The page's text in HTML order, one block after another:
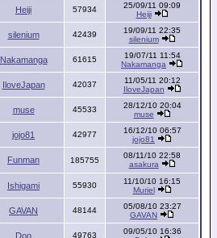
Heiji 57934
25/09/11 09:09
Heiji
silenium 42439
19/09/11 22:35
silenium
Nakamanga 61615
19/07/11 11:54
Nakamanga
IloveJapan 42037
11/05/11 20:12
IloveJapan
muse 45533
28/12/10 20:04
muse
jojo81 42977
16/12/10 06:57
jojo81
Funman 185755
08/11/10 22:58
asakura
Ishigami 55930
11/10/10 16:15
Muriel
GAVAN 48144
05/08/10 23:27
GAVAN
Doo 49763
09/05/10 16:36